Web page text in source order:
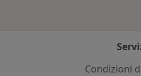
Condizioni